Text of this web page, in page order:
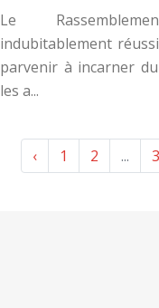
Le
indubitablement
parvenir à incarner
les a...
‹ 1 2 ...